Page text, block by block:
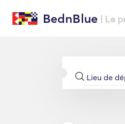
BednBlue | Le